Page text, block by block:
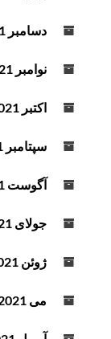
دسامبر 2021
نوامبر 2021
اکتبر 2021
سپتامبر 2021
آگوست 2021
جولای 2021
ژوئن 2021
می 2021